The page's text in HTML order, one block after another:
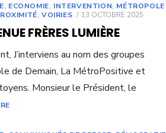
, ECONOMIE, INTERVENTION, MÉTROPOLE
,VOIRIES
POSTED
13 OCTOBRE 2025
FRÈRES LUMIÈRE
J’interviens au nom des groupes
de Demain, La MétroPositive et
Monsieur le Président, le